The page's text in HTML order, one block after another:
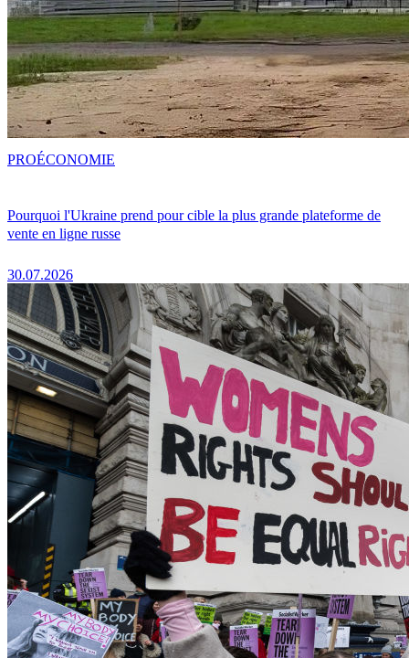
Pourquoi l'Ukraine prend pour cible la plus grande plateforme de
vente en ligne russe
30.07.2026
PROÉCONOMIE